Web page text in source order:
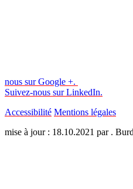
nous sur Google +.
Suivez-nous sur LinkedIn.
Accessibilité Mentions légales
mise à jour : 18.10.2021 par .